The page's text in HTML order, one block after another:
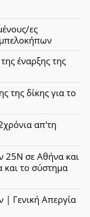
ες
έναρξης της
της δίκης για το
απ'τη
25Ν σε Αθήνα και
και το σύστημα
Γενική Απεργία